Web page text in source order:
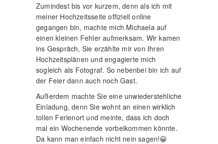
Zumindest bis vor kurzem, denn als ich mit
meiner Hochzeitsseite offiziell online
gegangen bin, machte mich Michaela auf
einen kleinen Fehler aufmerksam. Wir kamen
ins Gespräch, Sie erzählte mir von Ihren
Hochzeitsplänen und engagierte mich
sogleich als Fotograf. So nebenbei bin ich auf
der Feier dann auch noch Gast.
Außerdem machte Sie eine unwiederstehliche
Einladung, denn Sie wohnt an einen wirklich
tollen Ferienort und meinte, dass ich doch
mal ein Wochenende vorbeikommen könnte.
Da kann man einfach nicht nein sagen!😀